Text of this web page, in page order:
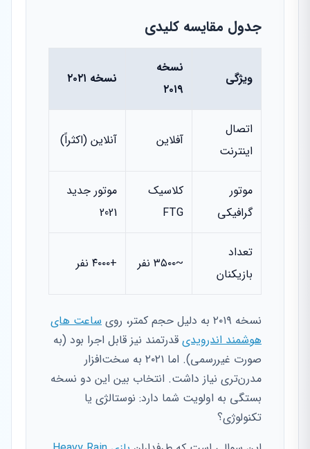
جدول مقایسه کلیدی
ویژگی
نسخه
۲۰۱۹
نسخه ۲۰۲۱
اتصال
اینترنت
آفلاین آنلاین (اکثراً)
موتور
گرافیکی
کلاسیک
FTG
موتور جدید
2021
تعداد
بازیکنان
~۳۵۰۰ نفر +۴۰۰۰ نفر
نسخه ۲۰۱۹ به دلیل حجم کمتر، روی
ساعت های
هوشمند اندرویدی قدرتمند نیز قابل اجرا بود (به
صورت غیررسمی). اما ۲۰۲۱ به سخت‌افزار
مدرن‌تری نیاز داشت. انتخاب بین این دو نسخه
بستگی به اولویت شما دارد: نوستالژی یا
تکنولوژی؟